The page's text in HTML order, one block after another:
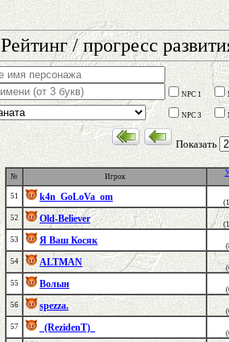
Рейтинг / прогресс
NPC 1
NPC 3
Показать
№ Игрок
51
k4n_GoLoVa_om
52 Old-Believer
53 Я Ваш Косяк
54 ALTMAN
55 Волын
56 spezza.
57 _(RezidenT)_